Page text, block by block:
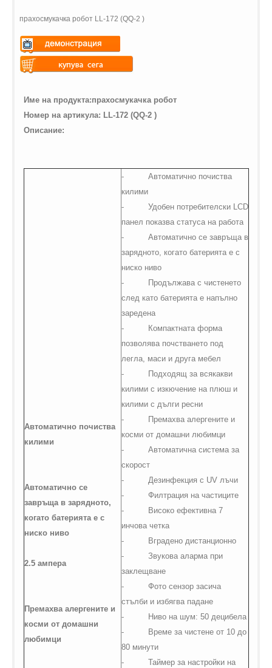
прахосмукачка робот LL-172 (QQ-2 )
Warning
$vii_demo_video_text in
global.com/includes/templates/theme100/templates/
35
$vii_buy_now_text in
/web/m.liectroux-
global.com/includes/templates/theme100/templates/
Име на продукта:прахосмукачка робот
Номер на артикулa: LL-172 (QQ-2)
Описание:
Автоматично почиства
килими
Автоматично се
завръща в зарядното,
когато батерията е с
ниско ниво
2.5 ампера
Премахва алергените и
косми от домашни
любимци
-
Автоматично почиства
килими
-
Удобен потребителски LCD
панел показва статуса на работа
-
Автоматично се завръща в
зарядното, когато батерията е с
ниско ниво
-
Продължава с чистенето
след като батерията е напълно
заредена
-
Компактната форма
позволява почстването под
легла, маси и друга мебел
-
Подходящ за всякакви
килими с изкючение на плюш и
килими с дълги ресни
-
Премахва алергените и
косми от домашни любимци
-
Автоматична система за
скорост
-
Дезинфекция с UV лъчи
-
Филтрация на частиците
-
Високо ефективна 7
инчова четка
-
Вградено дистанционно
-
Звукова аларма при
заклещване
-
Фото сензор засича
стълби и избягва падане
-
Ниво на шум: 50 децибела
-
Време за чистене от 10 до
80 минути
-
Таймер за настройки на